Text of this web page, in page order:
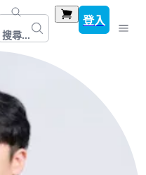
搜尋...
登入